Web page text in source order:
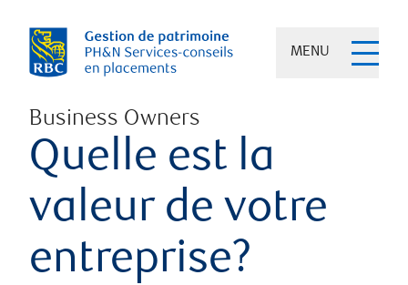
MENU
Business Owners
Quelle est la
valeur de votre
entreprise?